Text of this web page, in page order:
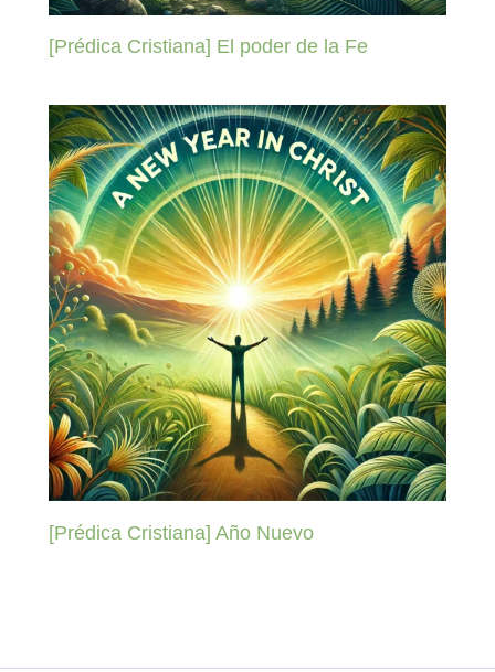
[Prédica Cristiana] El poder de la Fe
[Prédica Cristiana] Año Nuevo